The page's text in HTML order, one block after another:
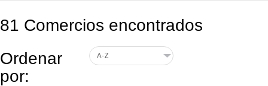
81 Comercios encontrados
Ordenar
por: